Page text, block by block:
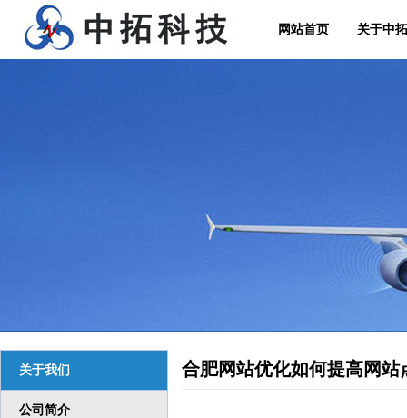
网站首页 关于中
关于我们
公司简介
合肥网站优化如何提高网站